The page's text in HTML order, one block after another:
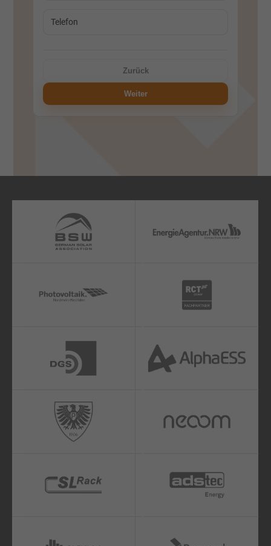
Zurück
Weiter